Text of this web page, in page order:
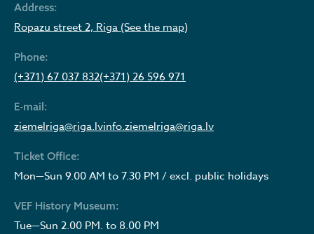
Address:
Ropazu street 2, Riga (See the map)
Phone:
(+371) 67 037 832(+371) 26 596 971
E-mail:
ziemelriga@riga.lvinfo.ziemelriga@riga.lv
Ticket Office:
Mon—Sun 9.00 AM to 7.30 PM / excl. public holidays
VEF History Museum:
Tue—Sun 2.00 PM. to 8.00 PM